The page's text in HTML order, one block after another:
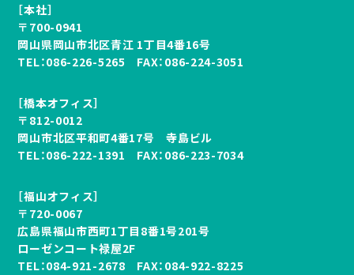
［本社］
〒700-0941
岡山県岡山市北区青江 1丁目4番16号
TEL：086-226-5265 FAX：086-224-3051
［橋本オフィス］
〒812-0012
岡山市北区平和町4番17号 寺島ビル
TEL：086-222-1391 FAX：086-223-7034
［福山オフィス］
〒720-0067
広島県福山市西町1丁目8番1号201号
ローゼンコート禄屋2F
TEL：084-921-2678 FAX：084-922-8225